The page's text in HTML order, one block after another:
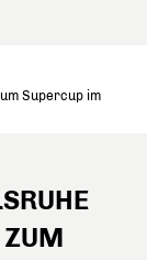
Supercup im
ZUM